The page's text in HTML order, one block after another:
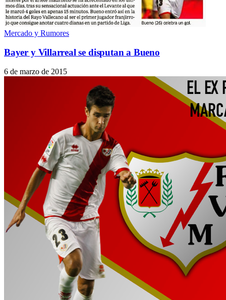
Mercado y Rumores
Bayer y Villarreal se disputan a Bueno
6 de marzo de 2015